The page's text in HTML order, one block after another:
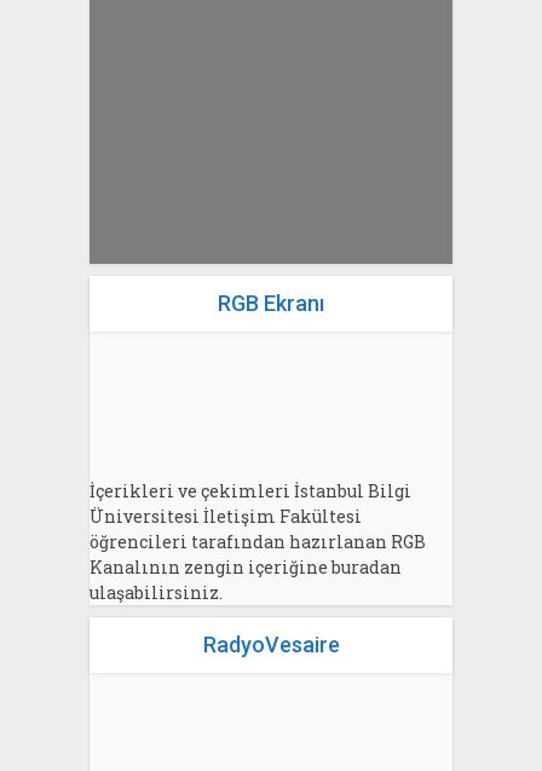
RGB Ekranı
İçerikleri ve çekimleri İstanbul Bilgi
Üniversitesi İletişim Fakültesi
öğrencileri tarafından hazırlanan RGB
Kanalının zengin içeriğine buradan
ulaşabilirsiniz.
RadyoVesaire